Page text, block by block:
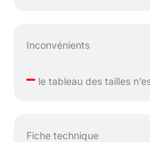
Inconvénients
–le tableau des tailles
Fiche technique